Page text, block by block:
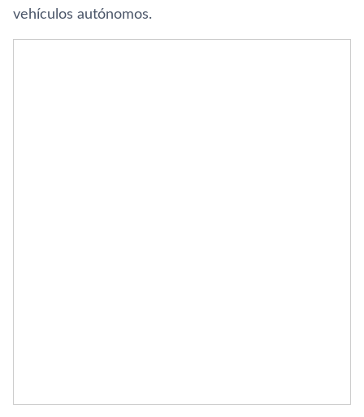
vehí­culos autónomos.